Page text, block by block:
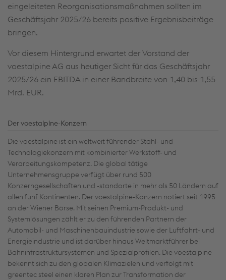
eingeleiteten Reorganisationsmaßnahmen sollten im
Geschäftsjahr 2025/26 bereits positive Ergebnisbeiträge
bringen.
Vor diesem Hintergrund erwartet der Vorstand der
voestalpine AG aus heutiger Sicht für das Geschäftsjahr
2025/26 ein EBITDA in einer Bandbreite von 1,40 bis 1,55
Mrd. EUR.
Der voestalpine-Konzern
Die voestalpine ist ein weltweit führender Stahl- und
Technologiekonzern mit kombinierter Werkstoff- und
Verarbeitungskompetenz. Die global tätige
Unternehmensgruppe verfügt über rund 500
Konzerngesellschaften und -standorte in mehr als 50 Ländern auf
allen fünf Kontinenten. Der voestalpine-Konzern notiert seit 1995
an der Wiener Börse. Mit seinen Premium-Produkt- und
Systemlösungen zählt er zu den führenden Partnern der
Automobil- und Maschinenbauindustrie sowie der Luftfahrt- und
Energieindustrie und ist darüber hinaus Weltmarktführer bei
Bahninfrastruktursystemen und Spezialprofilen. Die voestalpine
bekennt sich zu den globalen Klimazielen und verfolgt mit
greentec steel einen klaren Plan zur Transformation der